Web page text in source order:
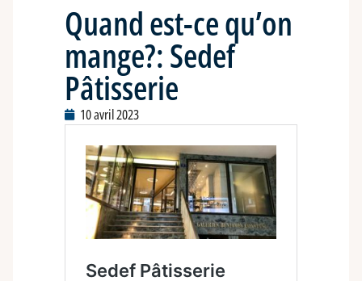
Quand est-ce qu’on
mange?: Sedef
Pâtisserie
10 avril 2023